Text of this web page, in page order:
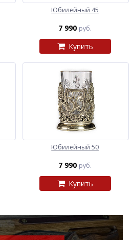
Юбилейный 45
7 990 руб.
Купить
Юбилейный 50
7 990 руб.
Купить